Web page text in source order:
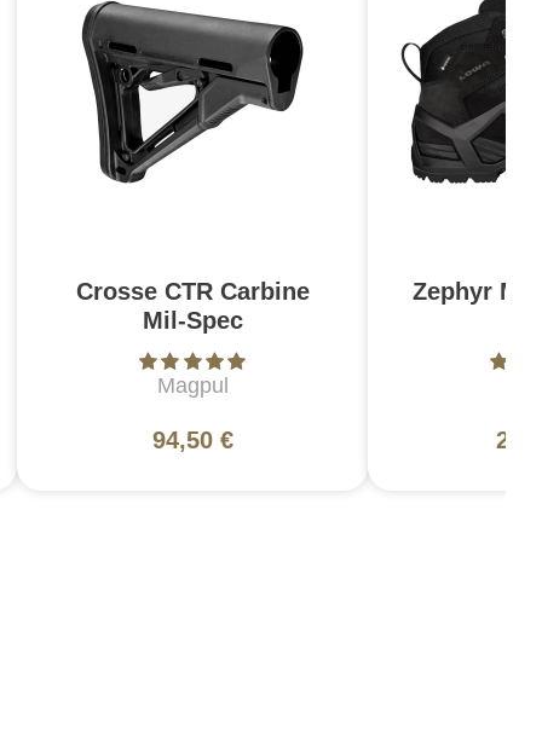
Crosse CTR Carbine
Mil-Spec
Magpul
94,50 €
Zephyr